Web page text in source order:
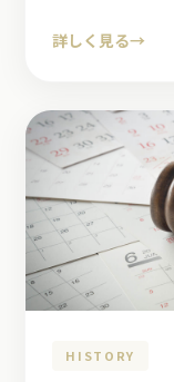
詳しく見る→
HISTORY